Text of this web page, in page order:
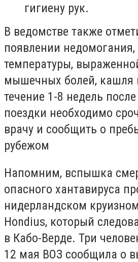
гигиену рук.
В ведомстве также
появлении
температуры,
мышечных болей, кашля
течение 1-8 недель
поездки необходимо
врачу и сообщить о
рубежом
Напомним, вспышка
опасного хантавируса
нидерландском
Hondius, который
в Кабо-Верде. Три
12 мая ВОЗ сообщила о